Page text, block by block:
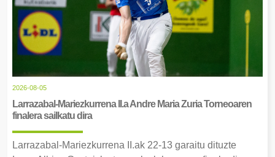
2026-08-05
Larrazabal-Mariezkurrena II.a Andre Maria Zuria Torneoaren
finalera sailkatu dira
Larrazabal-Mariezkurrena II.ak 22-13 garaitu dituzte